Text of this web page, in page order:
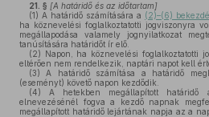
21. § [A határidő és az időtartam]
(1) A határidő számítására a (2)–(6)
ha köznevelési foglalkoztatotti jogviszonyra
megállapodása valamely jognyilatkozat
tanúsítására határidőt ír elő.
(2) Napon, ha köznevelési foglalkoztatotti
eltérően nem rendelkezik, naptári napot kell
(3) A határidő számítása a határidő
(eseményt) követő napon kezdődik.
(4) A hetekben megállapított
elnevezésénél fogva a kezdő napnak
megállapított határidő lejártának napja az a